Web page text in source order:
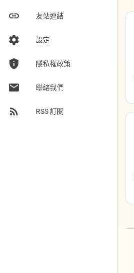
link 友站連結
settings 設定
privacy_tip 隱私權政策
email 聯絡我們
rss_feed RSS 訂閱